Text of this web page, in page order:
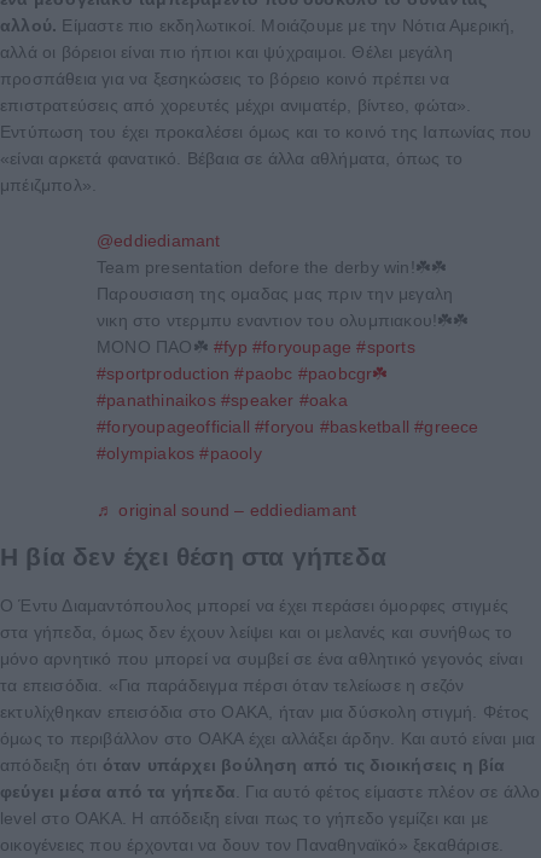
αλλού. Είμαστε πιο εκδηλωτικοί. Μοιάζουμε με την Νότια Αμερική,
αλλά οι βόρειοι είναι πιο ήπιοι και ψύχραιμοι. Θέλει μεγάλη
προσπάθεια για να ξεσηκώσεις το βόρειο κοινό πρέπει να
επιστρατεύσεις από χορευτές μέχρι ανιματέρ, βίντεο, φώτα».
Εντύπωση του έχει προκαλέσει όμως και το κοινό της Ιαπωνίας που
«είναι αρκετά φανατικό. Βέβαια σε άλλα αθλήματα, όπως το
μπέιζμπολ».
@eddiediamant
Team presentation defore the derby win!☘️☘️
Παρουσιαση της ομαδας μας πριν την μεγαλη
νικη στο ντερμπυ εναντιον του ολυμπιακου!☘️☘️
ΜΟΝΟ ΠΑΟ☘️ #fyp #foryoupage #sports
#sportproduction #paobc #paobcgr☘️
#panathinaikos #speaker #oaka
#foryoupageofficiall #foryou #basketball #greece
#olympiakos #paooly
♬ original sound – eddiediamant
Η βία δεν έχει θέση στα γήπεδα
Ο Έντυ Διαμαντόπουλος μπορεί να έχει περάσει όμορφες στιγμές
στα γήπεδα, όμως δεν έχουν λείψει και οι μελανές και συνήθως το
μόνο αρνητικό που μπορεί να συμβεί σε ένα αθλητικό γεγονός είναι
τα επεισόδια. «Για παράδειγμα πέρσι όταν τελείωσε η σεζόν
εκτυλίχθηκαν επεισόδια στο ΟΑΚΑ, ήταν μια δύσκολη στιγμή. Φέτος
όμως το περιβάλλον στο ΟΑΚΑ έχει αλλάξει άρδην. Και αυτό είναι μια
απόδειξη ότι όταν υπάρχει βούληση από τις διοικήσεις η βία
φεύγει μέσα από τα γήπεδα . Για αυτό φέτος είμαστε πλέον σε άλλο
level στο ΟΑΚΑ. Η απόδειξη είναι πως το γήπεδο γεμίζει και με
οικογένειες που έρχονται να δουν τον Παναθηναϊκό» ξεκαθάρισε.